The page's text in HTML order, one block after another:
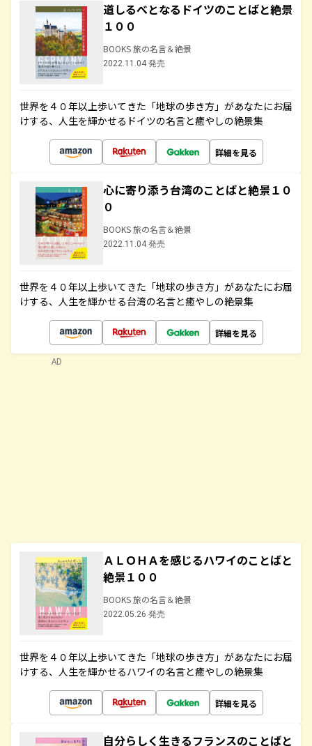
道しるべとなるドイツのことばと絶景
１００
BOOKS 旅の名言＆絶景
2022.11.04 発売
世界を４０年以上歩いてきた「地球の歩き方」があなたにお届
けする、人生を輝かせるドイツの名言と癒やしの絶景集
詳細を見る
心に寄り添う台湾のことばと絶景１０
０
BOOKS 旅の名言＆絶景
2022.11.04 発売
世界を４０年以上歩いてきた「地球の歩き方」があなたにお届
けする、人生を輝かせる台湾の名言と癒やしの絶景集
詳細を見る
ＡＬＯＨＡを感じるハワイのことばと
絶景１００
BOOKS 旅の名言＆絶景
2022.05.26 発売
世界を４０年以上歩いてきた「地球の歩き方」があなたにお届
けする、人生を輝かせるハワイの名言と癒やしの絶景集
詳細を見る
自分らしく生きるフランスのことばと
AD